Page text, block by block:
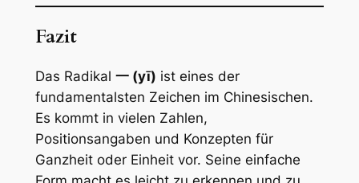
Fazit
Das Radikal 一 (yī) ist eines der
fundamentalsten Zeichen im Chinesischen.
Es kommt in vielen Zahlen,
Positionsangaben und Konzepten für
Ganzheit oder Einheit vor. Seine einfache